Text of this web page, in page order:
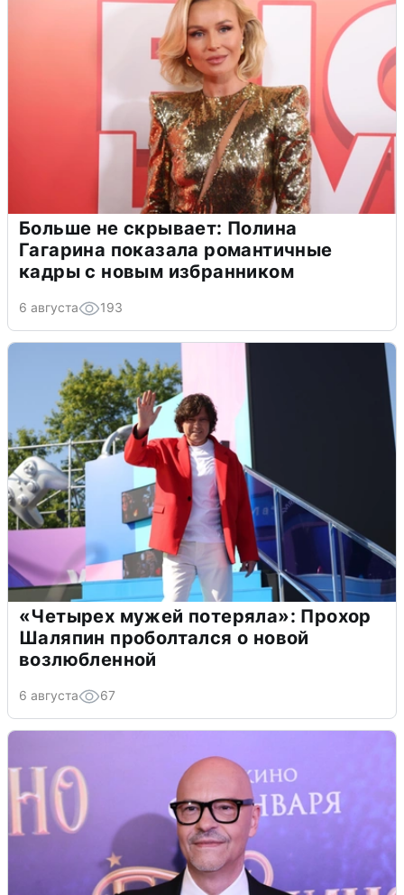
Больше не скрывает: Полина
Гагарина показала романтичные
кадры с новым избранником
6 августа 193
«Четырех мужей потеряла»: Прохор
Шаляпин проболтался о новой
возлюбленной
6 августа 67